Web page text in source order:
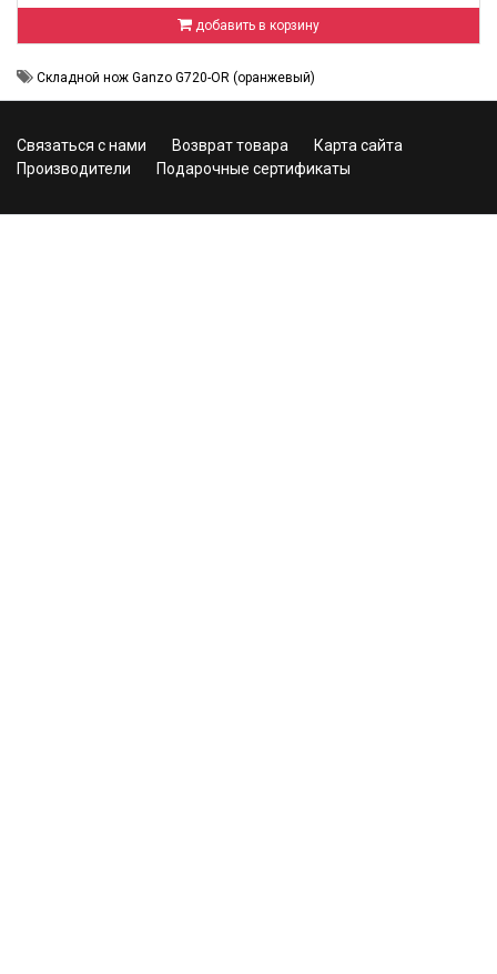
добавить в корзину
Складной нож Ganzo G720-OR (оранжевый)
Связаться с нами Возврат товара
Карта сайта
Производители
Подарочные сертификаты